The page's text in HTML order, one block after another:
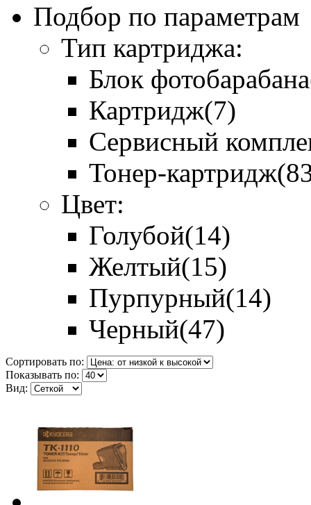
Подбор по параметрам
Тип картриджа:
Блок фотобарабана
Картридж(7)
Сервисный
Тонер-картридж
Цвет:
Голубой(14)
Желтый(15)
Пурпурный(14)
Черный(47)
Сортировать по:
Показывать по:
Вид: